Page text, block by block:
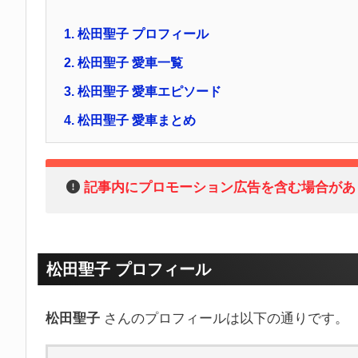
1. 松田聖子 プロフィール
2. 松田聖子 愛車一覧
3. 松田聖子 愛車エピソード
4. 松田聖子 愛車まとめ
記事内にプロモーション広告を含む場合が
松田聖子 プロフィール
松田聖子 さんのプロフィールは以下の通りです。